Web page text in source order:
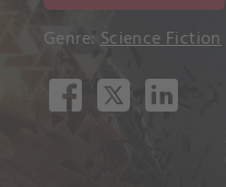
Genre: Science Fiction